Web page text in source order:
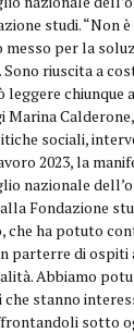
studi. “Non
messo per la
riuscita a
leggere chiunque
Marina
sociali,
2023, la
nazionale
Fondazione
che ha potuto
parterre di ospiti
Abbiamo
che stanno
sotto